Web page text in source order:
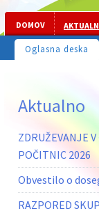
DOMOV
Oglasna deska
Aktualno
ZDRUŽEVANJE
POČITNIC 2026
Obvestilo o
RAZPORED